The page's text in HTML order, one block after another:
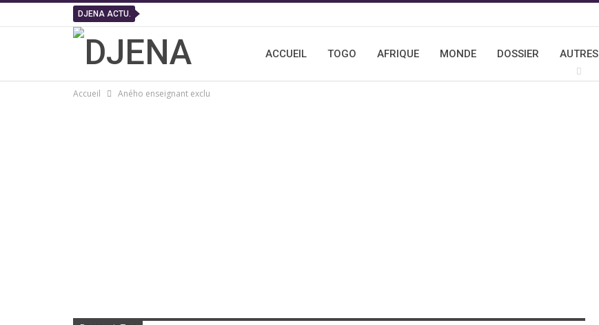
DJENA ACTU.
ACCUEIL TOGO AFRIQUE MONDE DOSSIER AUTRES
Accueil Aného enseignant exclu